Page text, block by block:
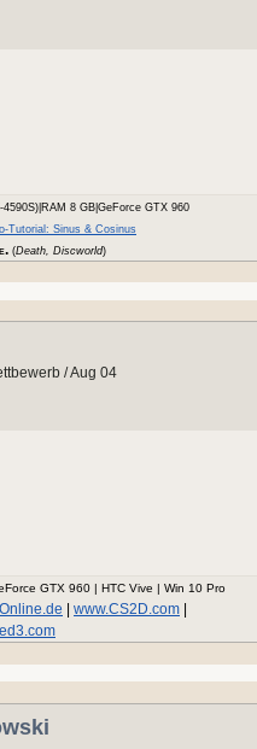
8 GB|GeForce GTX 960
Tutorial: Sinus & Cosinus
. (Death, Discworld)
/ Aug 04
GTX 960 | HTC Vive | Win 10 Pro
www.CS2D.com